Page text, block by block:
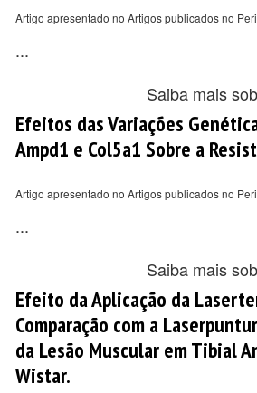
Artigo apresentado no Artigos publicados no
...
Saiba mais
Efeitos das Variações
Ampd1 e Col5a1 Sobre a
Artigo apresentado no Artigos publicados no
...
Saiba mais
Efeito da Aplicação da
Comparação com a
da Lesão Muscular em Tibial
Wistar.